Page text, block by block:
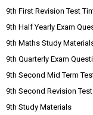
9th First Revision Test
9th Half Yearly Exam
9th Maths Study
9th Quarterly Exam
9th Second Mid Term
9th Second Revision
9th Study Materials